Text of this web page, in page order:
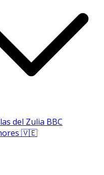
del Zulia BBC
🇻🇪